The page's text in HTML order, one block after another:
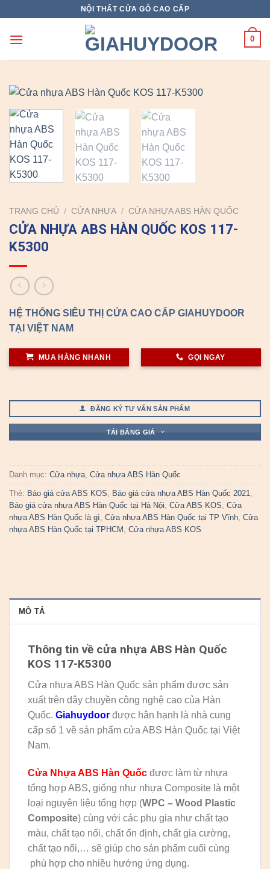
content
NỘI THẤT CỬA GỖ CAO CẤP
0
TRANG CHỦ / CỬA NHỰA / CỬA NHỰA ABS HÀN QUỐC
CỬA NHỰA ABS HÀN QUỐC KOS 117-
K5300
HỆ THỐNG SIÊU THỊ CỬA CAO CẤP GIAHUYDOOR
TẠI VIỆT NAM
MUA HÀNG NHANH GỌI NGAY
ĐĂNG KÝ TƯ VẤN SẢN PHẨM
TẢI BẢNG GIÁ
Danh mục: Cửa nhựa, Cửa nhựa ABS Hàn Quốc
Thẻ: Báo giá cửa ABS KOS, Báo giá cửa nhựa ABS Hàn Quốc 2021,
Báo giá cửa nhựa ABS Hàn Quốc tại Hà Nội, Cửa ABS KOS, Cửa
nhựa ABS Hàn Quốc là gì, Cửa nhựa ABS Hàn Quốc tại TP Vĩnh, Cửa
nhựa ABS Hàn Quốc tại TPHCM , Cửa nhựa ABS KOS
MÔ TẢ
Thông tin về cửa nhựa ABS Hàn Quốc
KOS 117-K5300
Cửa nhựa ABS Hàn Quốc sản phẩm được sản
xuất trên dây chuyền công nghệ cao của Hàn
Quốc. Giahuydoor được hân hạnh là nhà cung
cấp số 1 về sản phẩm cửa ABS Hàn Quốc tại Việt
Nam.
Cửa Nhựa ABS Hàn Quốc được làm từ nhựa
tổng hợp ABS, giống như nhựa Composite là một
loại nguyên liệu tổng hợp (WPC – Wood Plastic
Composite) cùng với các phụ gia như chất tạo
màu, chất tạo nối, chất ổn định, chất gia cường,
chất tạo nổi,… sẽ giúp cho sản phẩm cuối cùng
phù hợp cho nhiều hướng ứng dụng.